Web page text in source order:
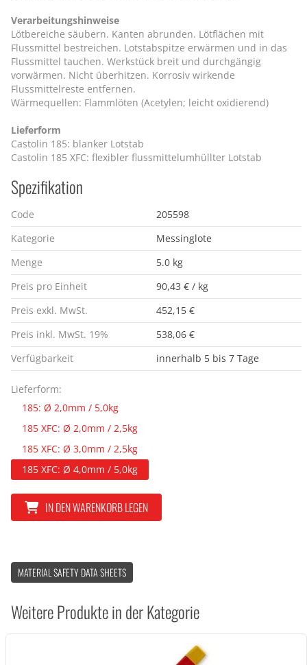
Verarbeitungshinweise
Lötbereiche säubern. Kanten abrunden. Lötflächen mit
Flussmittel bestreichen. Lotstabspitze erwärmen und in das
Flussmittel tauchen. Werkstück breit und durchgängig
vorwärmen. Nicht überhitzen. Korrosiv wirkende
Flussmittelreste entfernen.
Wärmequellen: Flammlöten (Acetylen; leicht oxidierend)
Lieferform
Castolin 185: blanker Lotstab
Castolin 185 XFC: flexibler flussmittelumhüllter Lotstab
Spezifikation
Code
205598
Kategorie
Messinglote
Menge
5.0 kg
Preis pro Einheit
90,43 € / kg
Preis exkl. MwSt.
452,15 €
Preis inkl. MwSt. 19%
538,06 €
Verfügbarkeit
innerhalb 5 bis 7 Tage
Lieferform:
185: Ø 2,0mm / 5,0kg
185 XFC: Ø 2,0mm / 2,5kg
185 XFC: Ø 3,0mm / 2,5kg
185 XFC: Ø 4,0mm / 5,0kg
IN DEN WARENKORB LEGEN
MATERIAL SAFETY DATA SHEETS
Weitere Produkte in der Kategorie